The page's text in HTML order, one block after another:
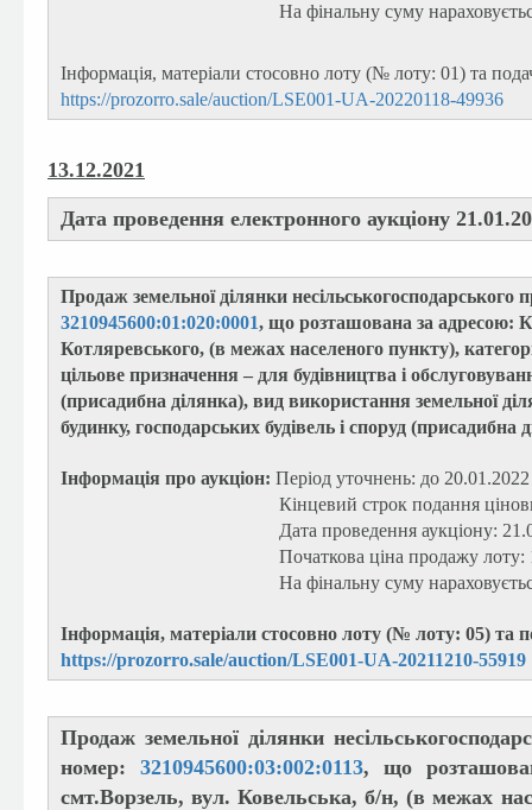
На фінальну суму
Інформація, матеріали стосовно лоту (№ лоту: 01) та
https://prozorro.sale/auction/LSE001-UA-20220118-49936
13.12.2021
Дата проведення електронного аукціону
Продаж земельної ділянки
3210945600:01:020:0001, що розташована за адресою:
Котляревського, (в межах населеного пункту),
цільове призначення – для будівництва і
(присадибна ділянка), вид використання земельної
будинку, господарських будівель і споруд (присадибна
Інформація про аукціон: Період уточнень: до
Кінцевий строк подання цінових
Дата проведення аукціону:
Початкова ціна продажу лоту: 1 020
На фінальну суму нараховується
Інформація, матеріали стосовно лоту (№ лоту: 05) та
https://prozorro.sale/auction/LSE001-UA-20211210-55919
Продаж земельної ділянки
номер:3210945600:03:002:0113, що
смт.Ворзель, вул. Ковельська, б/н, (в межах